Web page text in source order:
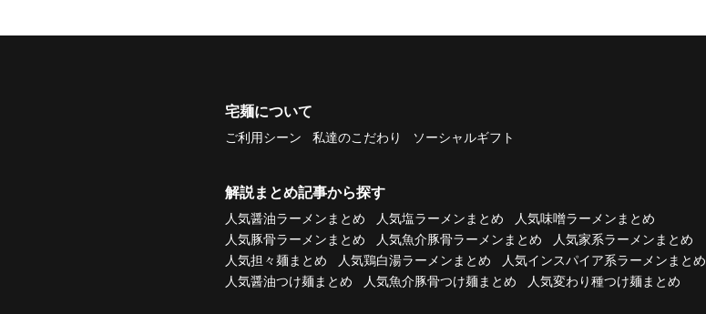
宅麺について
ご利用シーン 私達のこだわり ソーシャルギフト
解説まとめ記事から探す
人気醤油ラーメンまとめ 人気塩ラーメンまとめ
人気味噌ラーメンまとめ
人気豚骨ラーメンまとめ
人気魚介豚骨ラーメンまとめ
人気家系ラーメンまとめ
人気担々麺まとめ
人気鶏白湯ラーメンまとめ
人気インスパイア系ラーメンまとめ
人気醤油つけ麺まとめ
人気魚介豚骨つけ麺まとめ 人気変わり種つけ麺まとめ